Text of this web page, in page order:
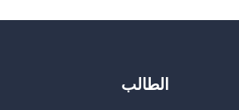
الطالب